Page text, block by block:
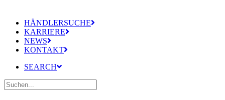
HÄNDLERSUCHE
KARRIERE
NEWS
KONTAKT
SEARCH